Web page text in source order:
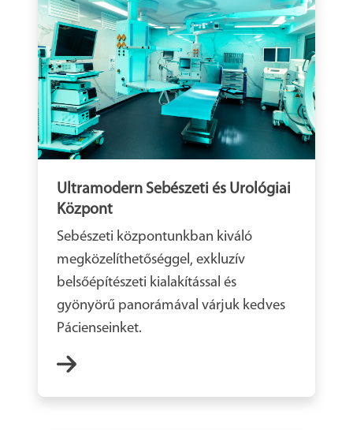
Ultramodern Sebészeti és Urológiai
Központ
Sebészeti központunkban kiváló
megközelíthetőséggel, exkluzív
belsőépítészeti kialakítással és
gyönyörű panorámával várjuk kedves
Pácienseinket.